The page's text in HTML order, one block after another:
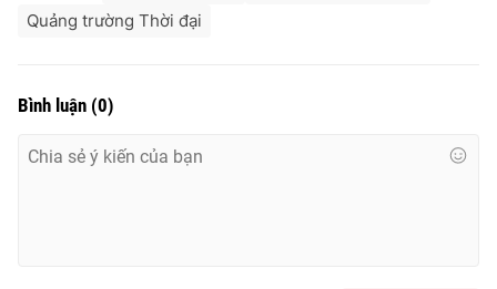
Quảng trường Thời đại
Bình luận (0)